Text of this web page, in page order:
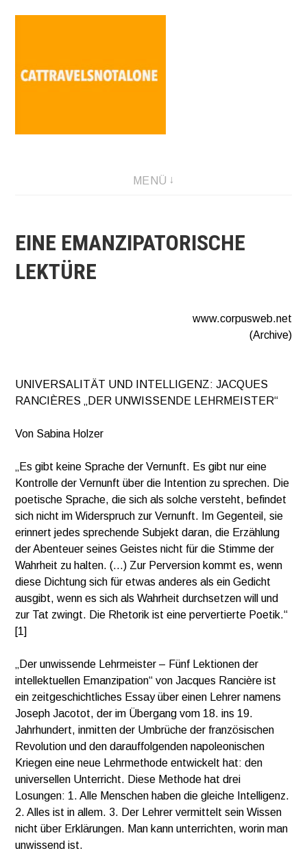
SABINA HOLZER performance-artist. writer. movement-
MENÜ
EINE EMANZIPATORISCHE
LEKTÜRE
www.corpusweb.net
(Archive)
UNIVERSALITÄT UND INTELLIGENZ: JACQUES
RANCIÈRES „DER UNWISSENDE LEHRMEISTER“
Von Sabina Holzer
„Es gibt keine Sprache der Vernunft. Es gibt nur eine
Kontrolle der Vernunft über die Intention zu sprechen. Die
poetische Sprache, die sich als solche versteht, befindet
sich nicht im Widerspruch zur Vernunft. Im Gegenteil, sie
erinnert jedes sprechende Subjekt daran, die Erzählung
der Abenteuer seines Geistes nicht für die Stimme der
Wahrheit zu halten. (…) Zur Perversion kommt es, wenn
diese Dichtung sich für etwas anderes als ein Gedicht
ausgibt, wenn es sich als Wahrheit durchsetzen will und
zur Tat zwingt. Die Rhetorik ist eine pervertierte Poetik.“
[1]
„Der unwissende Lehrmeister – Fünf Lektionen der
intellektuellen Emanzipation“ von Jacques Rancière ist
ein zeitgeschichtliches Essay über einen Lehrer namens
Joseph Jacotot, der im Übergang vom 18. ins 19.
Jahrhundert, inmitten der Umbrüche der französischen
Revolution und den darauffolgenden napoleonischen
Kriegen eine neue Lehrmethode entwickelt hat: den
universellen Unterricht. Diese Methode hat drei
Losungen: 1. Alle Menschen haben die gleiche Intelligenz.
2. Alles ist in allem. 3. Der Lehrer vermittelt sein Wissen
nicht über Erklärungen. Man kann unterrichten, worin man
unwissend ist.